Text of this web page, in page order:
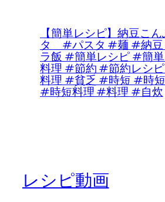
【簡単レシピ】納豆こ
タ #パスタ #麺 #納豆
ラ飯 #簡単レシピ #簡
料理 #節約 #節約レシ
料理 #貧乏 #時短 #時
#時短料理 #料理 #自炊
レシピ動画